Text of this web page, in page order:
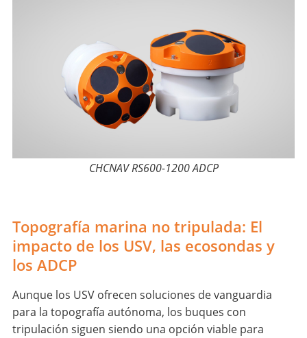
CHCNAV RS600-1200 ADCP
Topografía marina no tripulada: El
impacto de los USV, las ecosondas y
los ADCP
Aunque los USV ofrecen soluciones de vanguardia
para la topografía autónoma, los buques con
tripulación siguen siendo una opción viable para